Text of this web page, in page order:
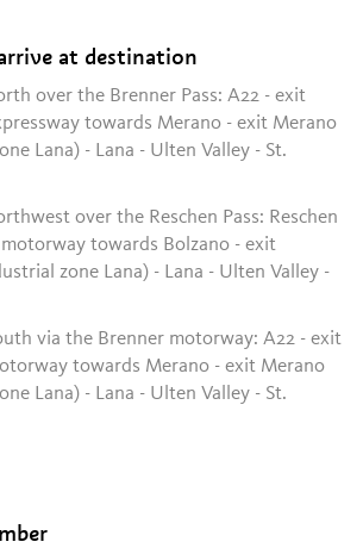
at destination
over the Brenner Pass: A22 - exit
towards Merano - exit Merano
Lana) - Lana - Ulten Valley - St.
over the Reschen Pass: Reschen
motorway towards Bolzano - exit
zone Lana) - Lana - Ulten Valley -
via the Brenner motorway: A22 - exit
towards Merano - exit Merano
Lana) - Lana - Ulten Valley - St.